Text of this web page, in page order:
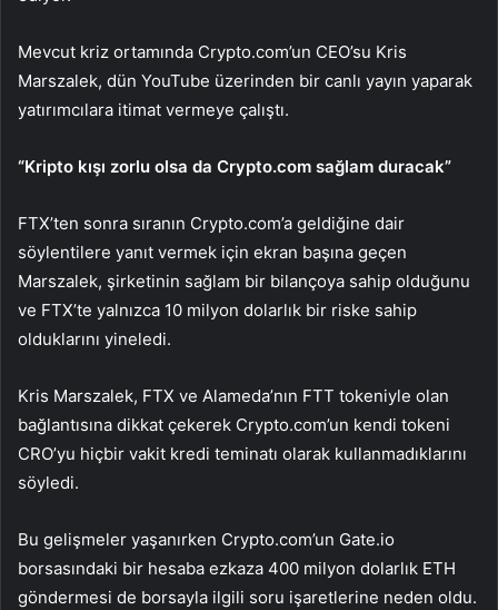
Mevcut kriz ortamında Crypto.com’un CEO’su Kris
Marszalek, dün YouTube üzerinden bir canlı yayın yaparak
yatırımcılara itimat vermeye çalıştı.
“Kripto kışı zorlu olsa da Crypto.com sağlam duracak”
FTX’ten sonra sıranın Crypto.com’a geldiğine dair
söylentilere yanıt vermek için ekran başına geçen
Marszalek, şirketinin sağlam bir bilançoya sahip olduğunu
ve FTX’te yalnızca 10 milyon dolarlık bir riske sahip
olduklarını yineledi.
Kris Marszalek, FTX ve Alameda’nın FTT tokeniyle olan
bağlantısına dikkat çekerek Crypto.com’un kendi tokeni
CRO’yu hiçbir vakit kredi teminatı olarak kullanmadıklarını
söyledi.
Bu gelişmeler yaşanırken Crypto.com’un Gate.io
borsasındaki bir hesaba ezkaza 400 milyon dolarlık ETH
göndermesi de borsayla ilgili soru işaretlerine neden oldu.